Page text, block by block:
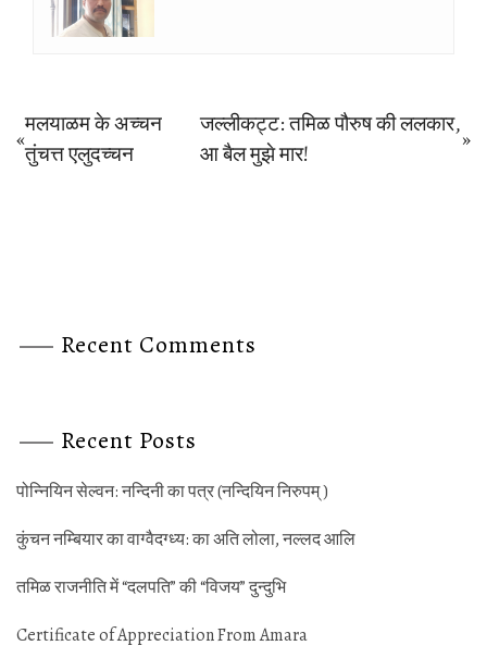
Post
navigation
«
Previous
मलयाळम के अच्‍चन
तुंचत्त एलुदच्‍चन
जल्‍लीकट्ट: तम‍िळ पौरुष की ललकार,
आ बैल मुझे मार!
»
Recent Comments
Recent Posts
पोन्‍नियिन सेल्‍वन: नन्‍दिनी का पत्र (नन्‍दियिन निरुपम् )
कुंचन नम्‍बियार का वाग्‍वैदग्‍ध्‍य: का अति लोला, नल्‍लद आलि
तमिळ राजनीति में “दलपति” की “विजय” दुन्‍दुभि
Certificate of Appreciation From Amara